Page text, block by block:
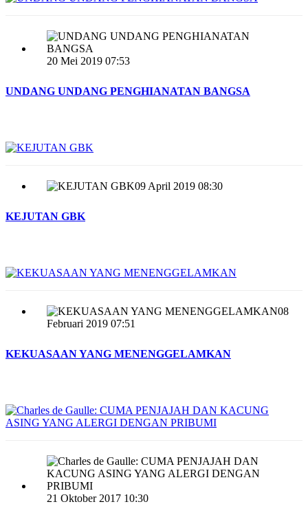
20 Mei 2019 07:53
UNDANG UNDANG PENGHIANATAN BANGSA
09 April 2019 08:30
KEJUTAN GBK
08
Februari 2019 07:51
KEKUASAAN YANG MENENGGELAMKAN
21 Oktober 2017 10:30